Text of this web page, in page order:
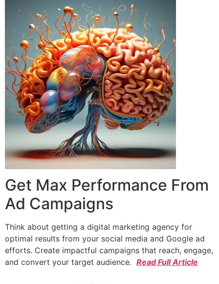
Get Max Performance From
Ad Campaigns
Think about getting a digital marketing agency for
optimal results from your social media and Google ad
efforts. Create impactful campaigns that reach, engage,
and convert your target audience. Read Full Article